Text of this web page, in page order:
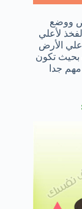
ووضع
لأعلي
علي الأرض
بحيث تكون
جدا